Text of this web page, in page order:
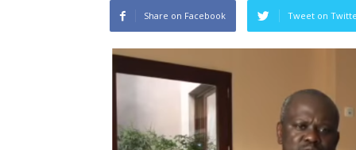
Share on Facebook Tweet on